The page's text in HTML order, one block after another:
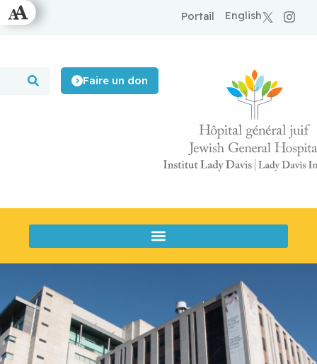
English
Portail
Faire un don